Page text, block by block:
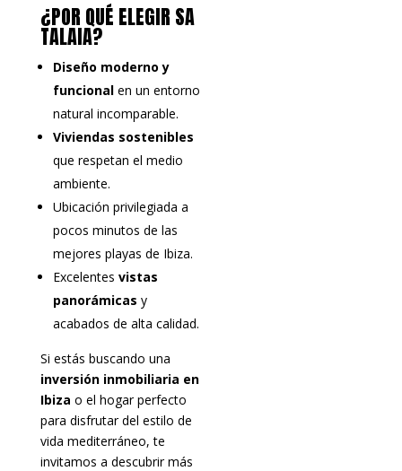
¿POR QUÉ ELEGIR SA
TALAIA?
Diseño moderno y
funcionalen un entorno
natural incomparable.
Viviendas sostenibles
que respetan el medio
ambiente.
Ubicación privilegiada a
pocos minutos de las
mejores playas de Ibiza.
Excelentes vistas
panorámicas y
acabados de alta calidad.
Si estás buscando una
inversión inmobiliaria en
Ibiza o el hogar perfecto
para disfrutar del estilo de
vida mediterráneo, te
invitamos a descubrir más